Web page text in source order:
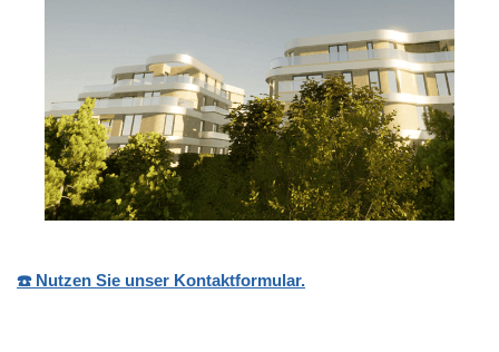
☎️ Nutzen Sie unser Kontaktformular.